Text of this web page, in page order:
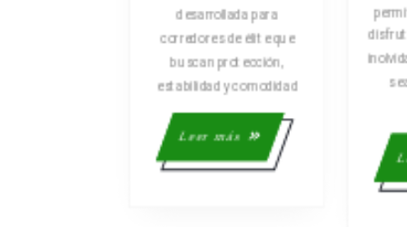
desarrollada para
corredores de élite que
buscan protección,
estabilidad y comodidad
Leer más
Leer
más